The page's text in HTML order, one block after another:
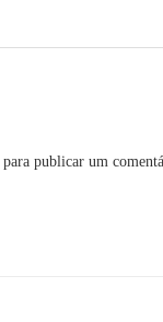
para publicar um